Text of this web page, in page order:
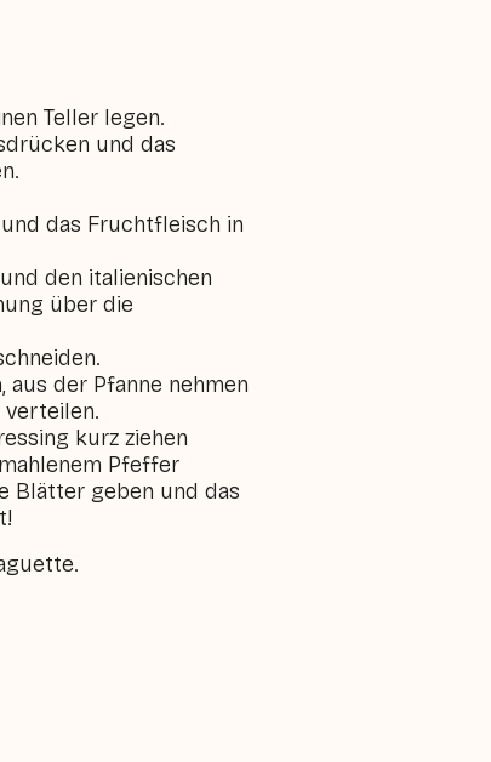
Teller legen.
und das
das Fruchtfleisch in
den italienischen
über die
aus der Pfanne nehmen
kurz ziehen
Pfeffer
Blätter geben und das